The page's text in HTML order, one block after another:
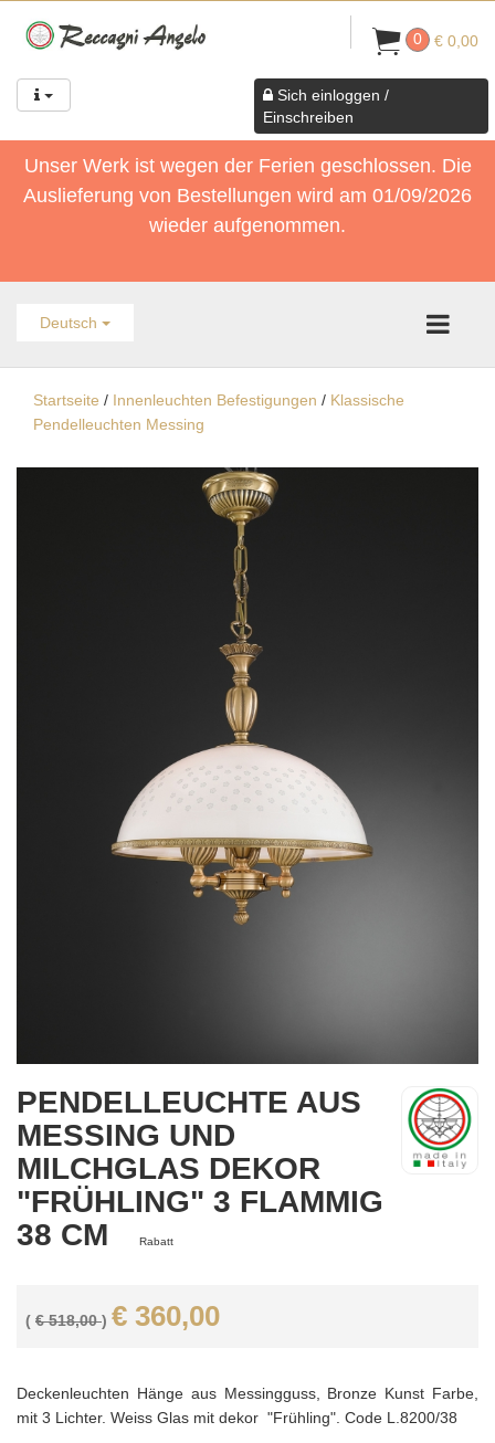
0 € 0,00
Sich einloggen /
Einschreiben
Unser Werk ist wegen der Ferien geschlossen. Die
Auslieferung von Bestellungen wird am 01/09/2026
wieder aufgenommen.
Deutsch
Startseite / Innenleuchten Befestigungen / Klassische
Pendelleuchten Messing
PENDELLEUCHTE AUS
MESSING UND
MILCHGLAS DEKOR
"FRÜHLING" 3 FLAMMIG
38 CM
Rabatt
( € 518,00) € 360,00
Deckenleuchten Hänge aus Messingguss, Bronze Kunst Farbe,
mit 3 Lichter. Weiss Glas mit dekor "Frühling". Code L.8200/38